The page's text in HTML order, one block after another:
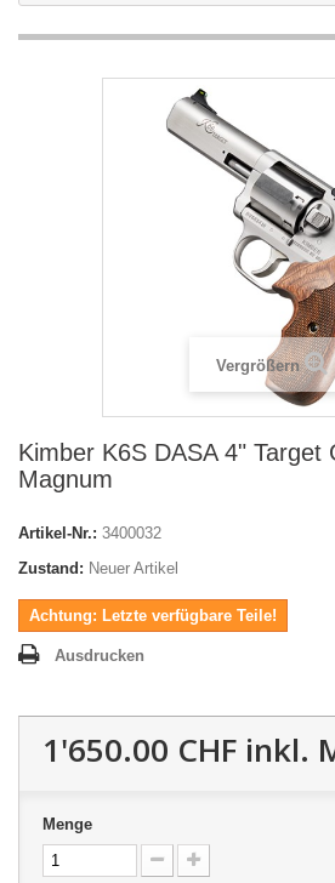
Vergrößern
Kimber K6S DASA 4" Target
Magnum
Artikel-Nr.: 3400032
Zustand: Neuer Artikel
Achtung: Letzte verfügbare Teile!
Ausdrucken
1'650.00 CHF inkl.
Menge